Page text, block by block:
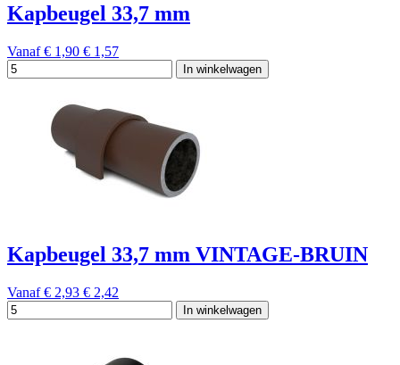
Kapbeugel 33,7 mm
Vanaf € 1,90 € 1,57
In winkelwagen
Kapbeugel 33,7 mm VINTAGE-BRUIN
Vanaf € 2,93 € 2,42
In winkelwagen